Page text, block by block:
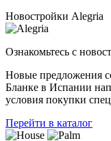
Новостройки Alegria
Ознакомьтесь с
Новые предложения
Бланке в Испании
условия покупки
Перейти в каталог